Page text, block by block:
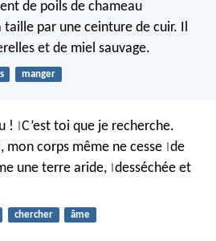
de poils de chameau
par une ceinture de cuir. Il
et de miel sauvage.
manger
!
C’est toi que je recherche.
mon corps même ne cesse de
une terre aride, desséchée et
chercher âme